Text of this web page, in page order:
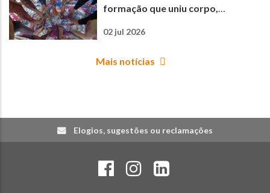
formação que uniu corpo,
02 jul 2026
Mais notícias
Elogios, sugestões ou reclamações